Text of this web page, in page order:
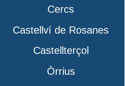
Cercs
Castellví de Rosanes
Castellterçol
Òrrius